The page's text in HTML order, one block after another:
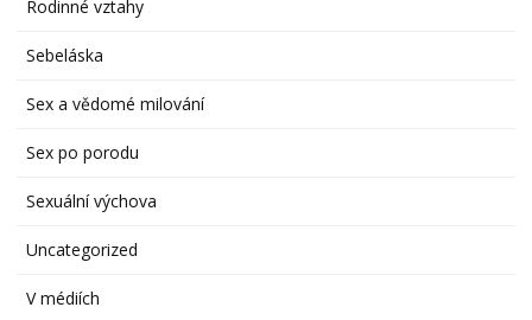
Rodinné vztahy
Sebeláska
Sex a vědomé milování
Sex po porodu
Sexuální výchova
Uncategorized
V médiích